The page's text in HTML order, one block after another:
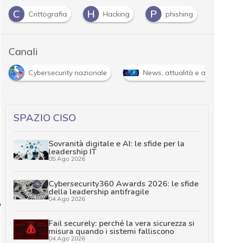
H Hacking P phishing S spear phishing
Canali
News, attualità e analisi Cyber sicurezza e privacy
SPAZIO CISO
Sovranità digitale e AI: le sfide per la
leadership IT
05 Ago 2026
Cybersecurity360 Awards 2026: le sfide
della leadership antifragile
04 Ago 2026
Fail securely: perché la vera sicurezza si
misura quando i sistemi falliscono
04 Ago 2026